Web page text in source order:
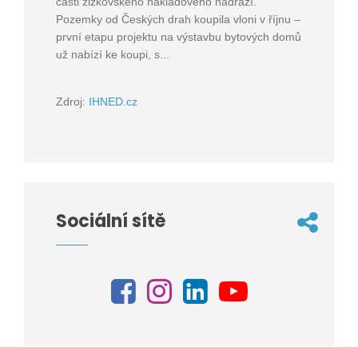
Pozemky od Českých drah koupila vloni v říjnu –
první etapu projektu na výstavbu bytových domů
už nabízí ke koupi, s...
Zdroj: IHNED.cz
Sociální sítě